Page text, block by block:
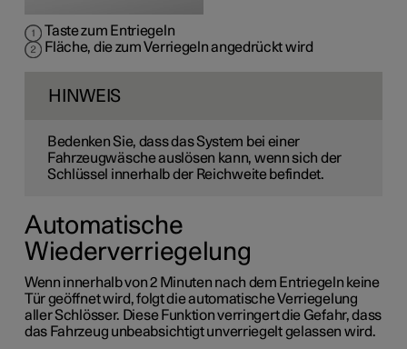
Taste zum Entriegeln
Fläche, die zum Verriegeln angedrückt wird
HINWEIS
Bedenken Sie, dass das System bei einer
Fahrzeugwäsche auslösen kann, wenn sich der
Schlüssel innerhalb der Reichweite befindet.
Automatische
Wiederverriegelung
Wenn innerhalb von 2 Minuten nach dem Entriegeln keine
Tür geöffnet wird, folgt die automatische Verriegelung
aller Schlösser. Diese Funktion verringert die Gefahr, dass
das Fahrzeug unbeabsichtigt unverriegelt gelassen wird.